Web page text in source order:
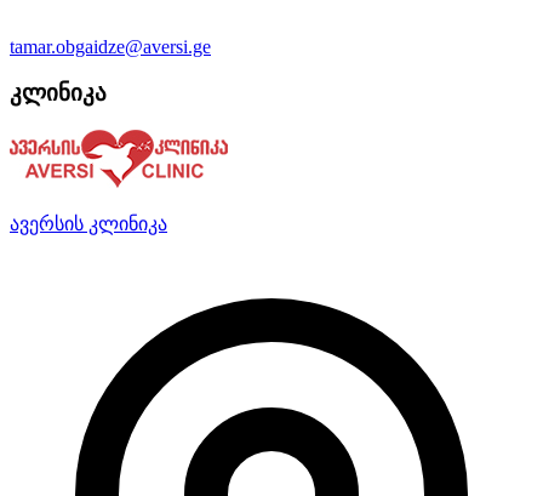
tamar.obgaidze@aversi.ge
კლინიკა
ავერსის კლინიკა